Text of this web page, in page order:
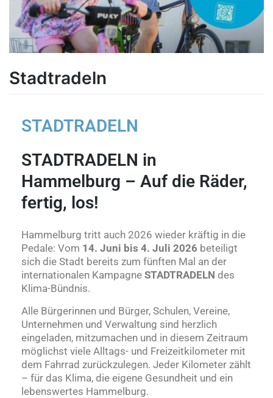
Stadtradeln
STADTRADELN
STADTRADELN in
Hammelburg – Auf die Räder,
fertig, los!
Hammelburg tritt auch 2026 wieder kräftig in die
Pedale: Vom 14. Juni bis 4. Juli 2026 beteiligt
sich die Stadt bereits zum fünften Mal an der
internationalen Kampagne STADTRADELN des
Klima-Bündnis.
Alle Bürgerinnen und Bürger, Schulen, Vereine,
Unternehmen und Verwaltung sind herzlich
eingeladen, mitzumachen und in diesem Zeitraum
möglichst viele Alltags- und Freizeitkilometer mit
dem Fahrrad zurückzulegen. Jeder Kilometer zählt
– für das Klima, die eigene Gesundheit und ein
lebenswertes Hammelburg.